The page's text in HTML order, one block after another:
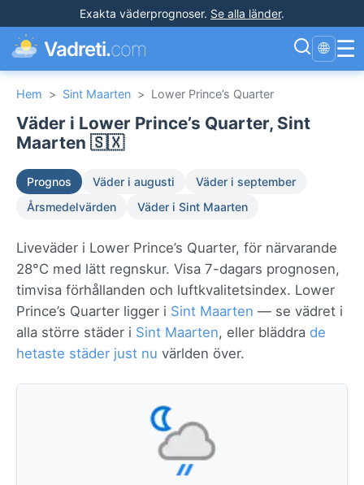
Exakta väderprognoser. Se alla länder.
Vadreti.com 🌐 ☰
Hem > Sint Maarten > Lower Prince’s Quarter
Väder i Lower Prince’s Quarter, Sint
Maarten 🇸🇽
Prognos Väder i augusti
Väder i september
Årsmedelvärden
Väder i Sint Maarten
Liveväder i Lower Prince’s Quarter, för närvarande
28°C med lätt regnskur. Visa 7-dagars prognosen,
timvisa förhållanden och luftkvalitetsindex. Lower
Prince’s Quarter ligger i Sint Maarten — se vädret i
alla större städer i Sint Maarten, eller bläddra de
hetaste städer just nu världen över.